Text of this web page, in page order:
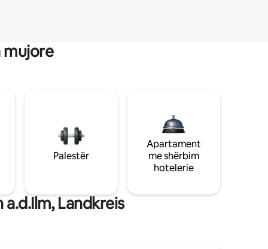
mujore
Palestër
Apartament
me shërbim
hotelerie
Landkreis